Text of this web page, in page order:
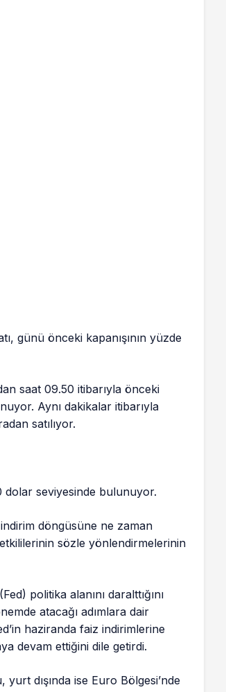
günü önceki kapanışının yüzde
saat 09.50 itibarıyla önceki
Aynı dakikalar itibarıyla
satılıyor.
dolar seviyesinde bulunuyor.
döngüsüne ne zaman
sözle yönlendirmelerinin
politika alanını daralttığını
atacağı adımlara dair
haziranda faiz indirimlerine
devam ettiğini dile getirdi.
dışında ise Euro Bölgesi’nde